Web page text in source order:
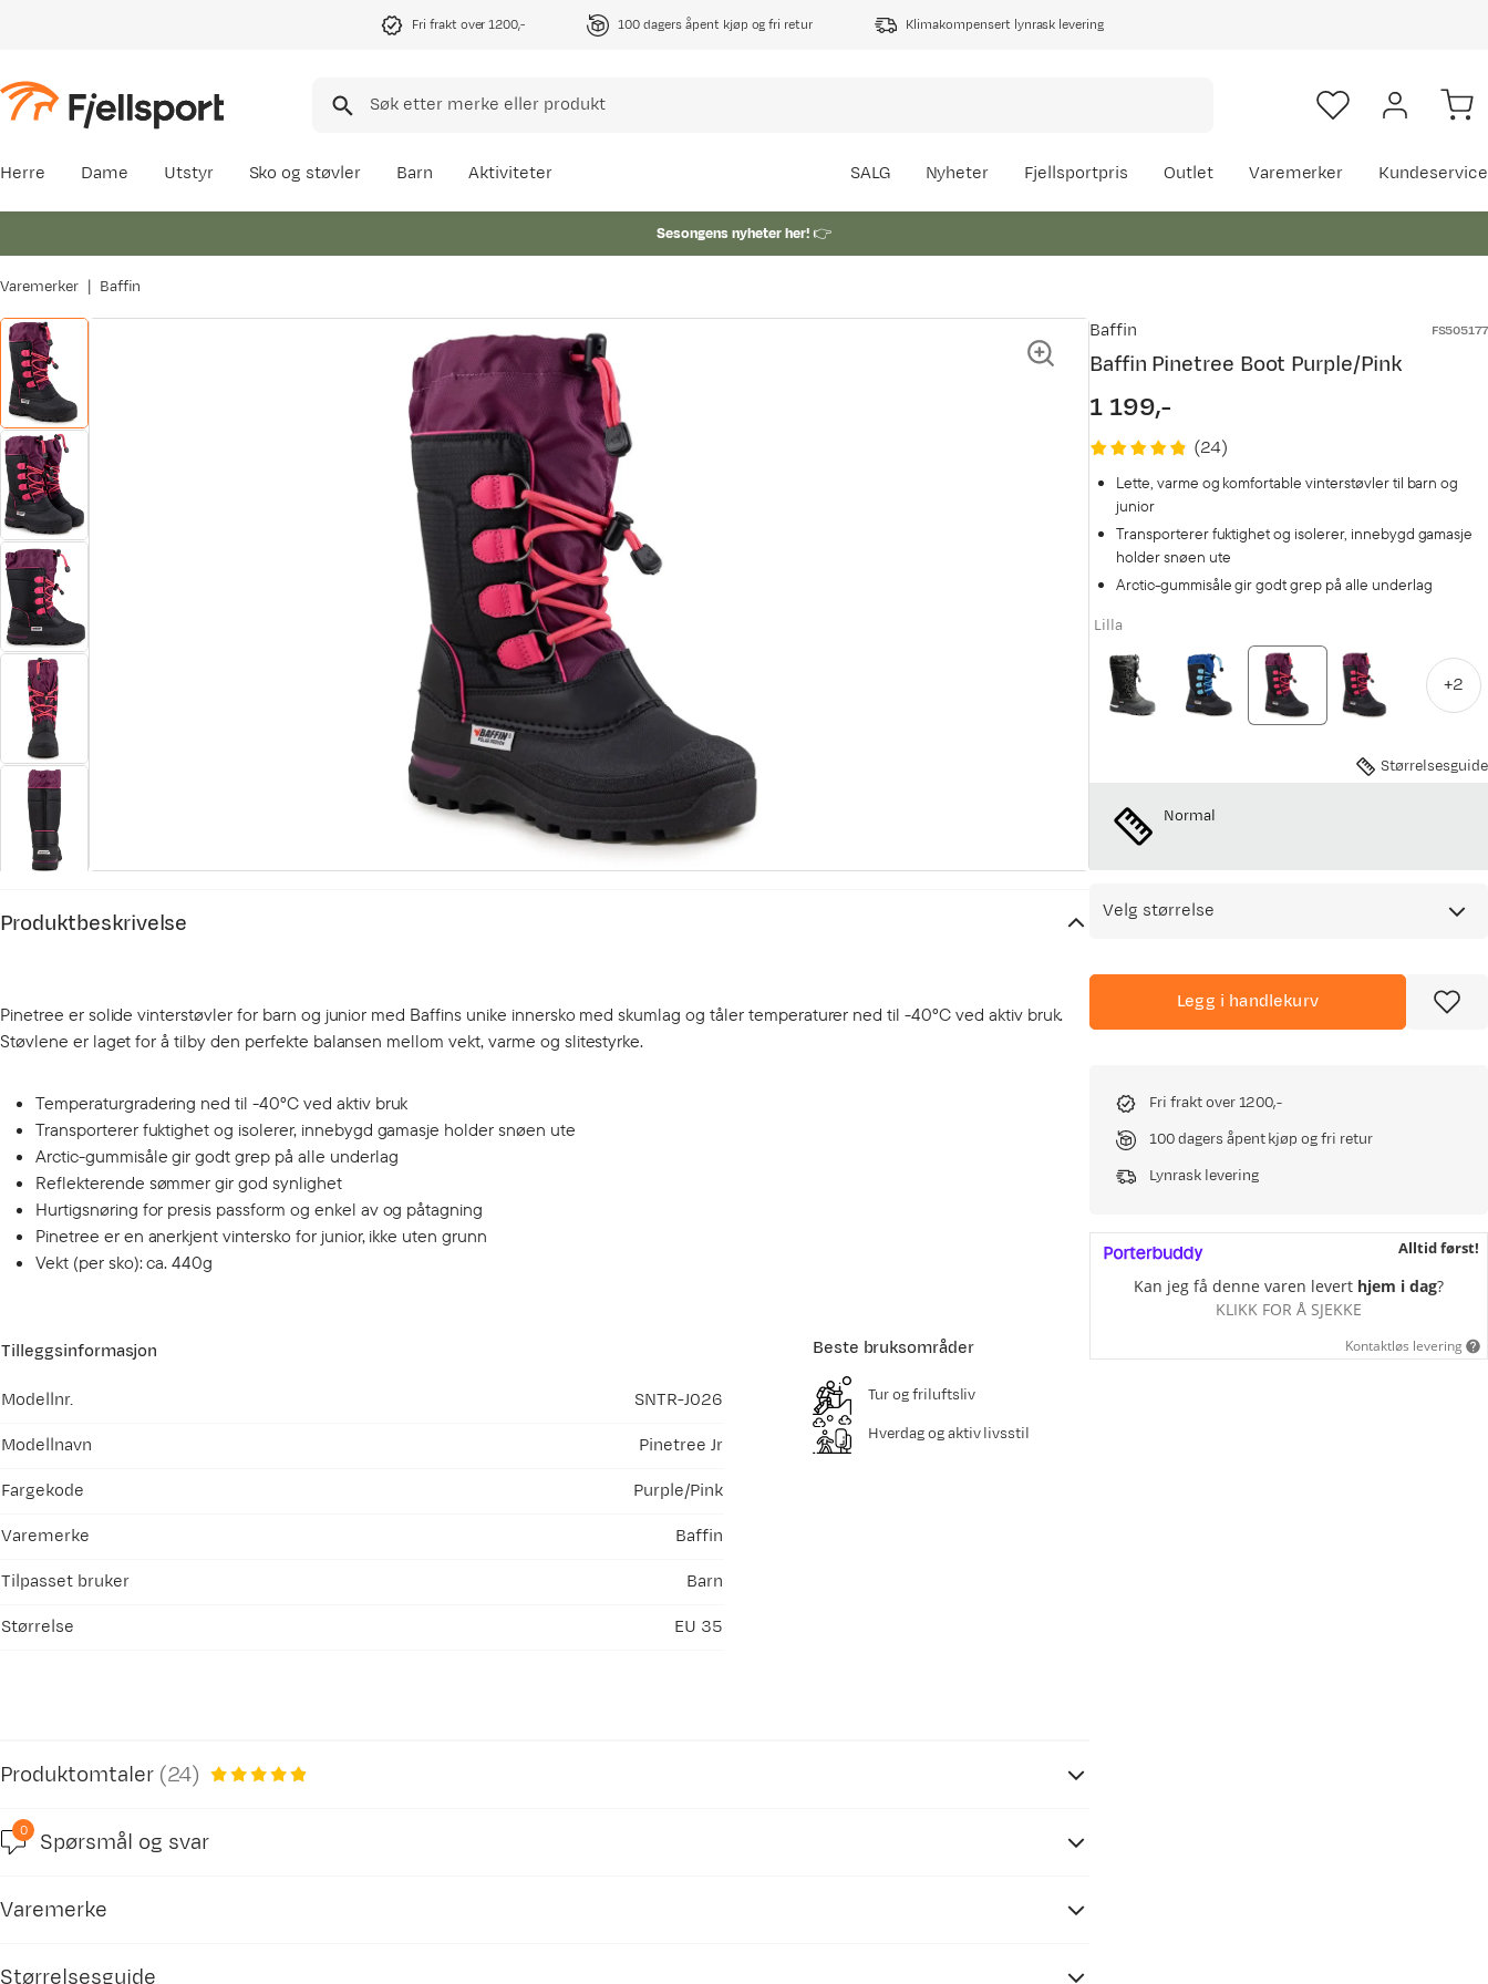
Fri frakt over 1200,- 100 dagers åpent kjøp og fri retur Klimakompensert lynrask levering
Herre Dame Utstyr Sko og støvler Barn Aktiviteter SALG Nyheter Fjellsportpris Outlet Varemerker Kundeservice
Sesongens nyheter her!👉
Varemerker Baffin
Produktbeskrivelse
Pinetree er solide vinterstøvler for barn og junior med Baffins unike innersko med skumlag og tåler temperaturer ned til -40°C ved aktiv bruk.
Støvlene er laget for å tilby den perfekte balansen mellom vekt, varme og slitestyrke.
Temperaturgradering ned til -40°C ved aktiv bruk
Transporterer fuktighet og isolerer, innebygd gamasje holder snøen ute
Arctic-gummisåle gir godt grep på alle underlag
Reflekterende sømmer gir god synlighet
Hurtigsnøring for presis passform og enkel av og påtagning
Pinetree er en anerkjent vintersko for junior, ikke uten grunn
Vekt (per sko): ca. 440g
Tilleggsinformasjon
Modellnr.
SNTR-J026
Modellnavn
Pinetree Jr
Fargekode
Purple/Pink
Varemerke
Baffin
Tilpasset bruker
Barn
Størrelse
EU 35
Beste bruksområder
Tur og friluftsliv
Hverdag og aktiv livsstil
Produktomtaler (24)
4.9
0 Spørsmål og svar
Varemerke
Størrelsesguide
Baffin FS505177
Baffin Pinetree Boot Purple/Pink
price
1 199,-
(24)
Lette, varme og komfortable vinterstøvler til barn og
junior
Transporterer fuktighet og isolerer, innebygd gamasje
holder snøen ute
Arctic-gummisåle gir godt grep på alle underlag
Lilla
+2
Størrelsesguide
Normal
Velg størrelse
Legg i handlekurv
Fri frakt over 1200,-
100 dagers åpent kjøp og fri retur
Lynrask levering
Alltid først!
Kan jeg få denne varen levert hjem i dag?
KLIKK FOR Å SJEKKE
Kontaktløs levering